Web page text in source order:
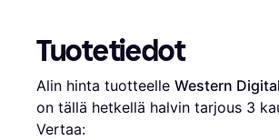
Tuotetiedot
Alin hinta tuotteelle Western
on tällä hetkellä halvin tarjous 3
Vertaa: